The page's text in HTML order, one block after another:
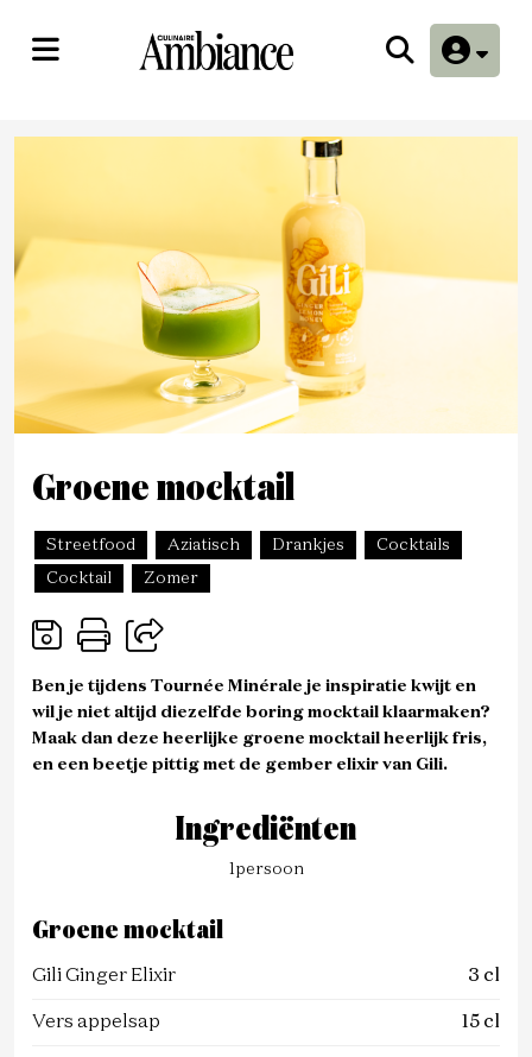
Groene mocktail
Streetfood Aziatisch Drankjes
Cocktails
Cocktail
Zomer
Ben je tijdens Tournée Minérale je inspiratie kwijt en
wil je niet altijd diezelfde boring mocktail klaarmaken?
Maak dan deze heerlijke groene mocktail heerlijk fris,
en een beetje pittig met de gember elixir van Gili.
Ingrediënten
1persoon
Groene mocktail
Gili Ginger Elixir 3 cl
Vers appelsap 15 cl